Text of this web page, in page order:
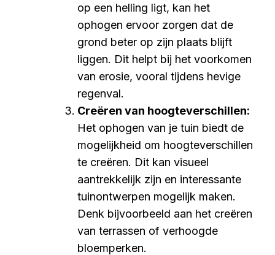
op een helling ligt, kan het
ophogen ervoor zorgen dat de
grond beter op zijn plaats blijft
liggen. Dit helpt bij het voorkomen
van erosie, vooral tijdens hevige
regenval.
Creëren van hoogteverschillen:
Het ophogen van je tuin biedt de
mogelijkheid om hoogteverschillen
te creëren. Dit kan visueel
aantrekkelijk zijn en interessante
tuinontwerpen mogelijk maken.
Denk bijvoorbeeld aan het creëren
van terrassen of verhoogde
bloemperken.